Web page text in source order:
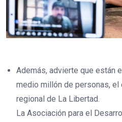
Además, advierte que están
medio millón de personas, el
regional de La Libertad.
La Asociación para el